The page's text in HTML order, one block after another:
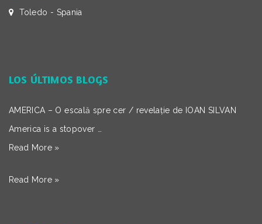
Toledo - Spania
LOS ÚLTIMOS BLOGS
AMERICA – O escală spre cer / revelație de IOAN SILVAN
America is a stopover …
Read More »
Read More »